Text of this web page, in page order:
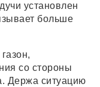
установлен
больше
со стороны
Держа ситуацию